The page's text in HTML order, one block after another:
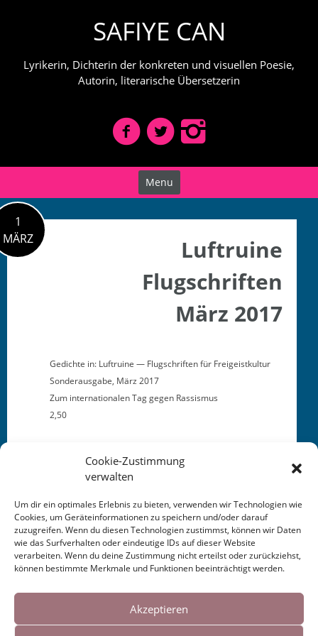
Cookies helfen uns bei der Bereitstellung
unserer Inhalte und Dienste. Durch die
weitere Nutzung der Webseite stimmen Sie
Cookie-Zustimmung
verwalten
Um dir ein optimales Erlebnis zu bieten, verwenden wir Technologien wie
Cookies, um Geräteinformationen zu speichern und/oder darauf
zuzugreifen. Wenn du diesen Technologien zustimmst, können wir Daten
wie das Surfverhalten oder eindeutige IDs auf dieser Website
verarbeiten. Wenn du deine Zustimmung nicht erteilst oder zurückziehst,
können bestimmte Merkmale und Funktionen beeinträchtigt werden.
Akzeptieren
SAFIYE CAN
Lyrikerin, Dichterin der konkreten und visuellen Poesie,
Autorin, literarische Übersetzerin
Menu
1
MÄRZ
Luftruine
Flugschriften
März 2017
Gedichte in: Luftru­ine — Flugschriften für Freigeistkultur
Son­der­aus­gabe, März 2017
Zum inter­na­tionalen Tag gegen Rassismus
2,50
This entry was posted inKALENDER . Bookmark the
permalink.
Post
navigation
verlorenen Gesellschaft
2017
Musenblätter 2017